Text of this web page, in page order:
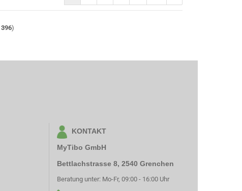
396)
KONTAKT
MyTibo GmbH
Bettlachstrasse 8, 2540 Grenchen
Beratung unter: Mo-Fr, 09:00 - 16:00 Uhr